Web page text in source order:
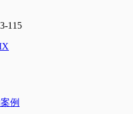
115
例